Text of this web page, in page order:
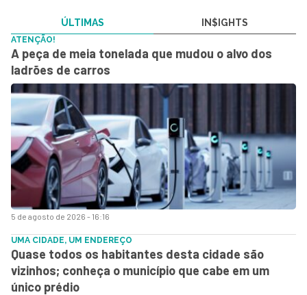
ÚLTIMAS IN$IGHTS
5 de agosto de 2026 - 16:16
ATENÇÃO!
A peça de meia tonelada que mudou o alvo dos
ladrões de carros
UMA CIDADE, UM ENDEREÇO
Quase todos os habitantes desta cidade são
vizinhos; conheça o município que cabe em um
único prédio